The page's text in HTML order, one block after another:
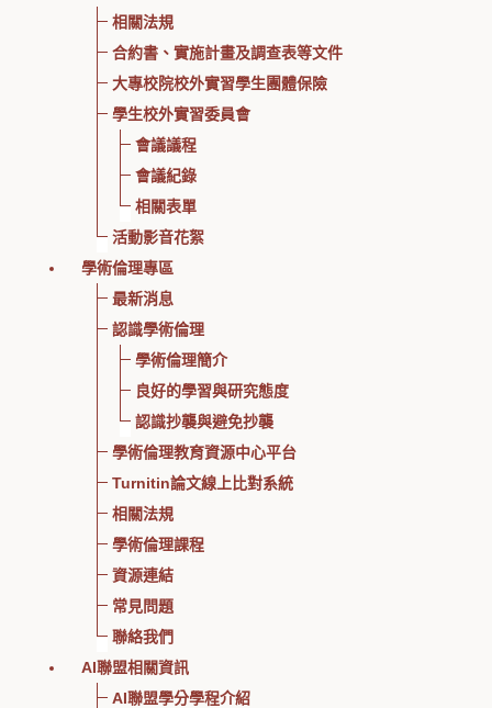
相關法規
合約書、實施計畫及調查表等文件
大專校院校外實習學生團體保險
學生校外實習委員會
會議議程
會議紀錄
相關表單
活動影音花絮
學術倫理專區
最新消息
認識學術倫理
學術倫理簡介
良好的學習與研究態度
認識抄襲與避免抄襲
學術倫理教育資源中心平台
Turnitin論文線上比對系統
相關法規
學術倫理課程
資源連結
常見問題
聯絡我們
AI聯盟相關資訊
AI聯盟學分學程介紹